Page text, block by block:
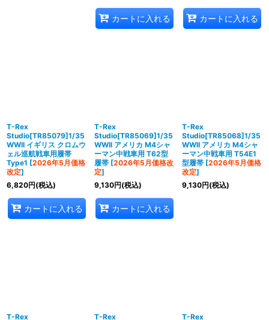
カートに入れる カートに入れる
T-Rex
Studio[TR85079]1/35
WWII イギリス クロムウ
ェル巡航戦車用履帯
Type1 [2026年5月価格
改定]
6,820円(税込)
カートに入れる
T-Rex
Studio[TR85069]1/35
WWII アメリカ M4シャ
ーマン中戦車用 T62型
履帯 [2026年5月価格改
定]
9,130円(税込)
カートに入れる
T-Rex
Studio[TR85068]1/35
WWII アメリカ M4シャ
ーマン中戦車用 T54E1
型履帯 [2026年5月価格
改定]
9,130円(税込)
T-Rex
T-Rex
T-Rex